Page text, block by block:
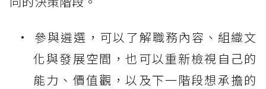
參與遴選，可以了解職務內容、組織文
化與發展空間，也可以重新檢視自己的
能力、價值觀，以及下一階段想承擔的